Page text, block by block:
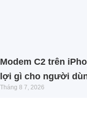
Modem C2 trên
lợi gì cho người
Tháng 8 7, 2026